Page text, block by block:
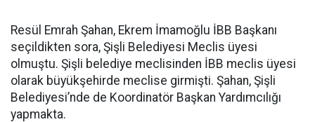
Resül Emrah Şahan, Ekrem İmamoğlu İBB Başkanı
seçildikten sora, Şişli Belediyesi Meclis üyesi
olmuştu. Şişli belediye meclisinden İBB meclis üyesi
olarak büyükşehirde meclise girmişti. Şahan, Şişli
Belediyesi’nde de Koordinatör Başkan Yardımcılığı
yapmakta.